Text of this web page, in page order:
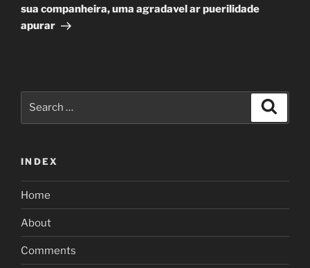
sua companheira, uma agradavel ar puerilidade
apurar
INDEX
Home
About
Comments